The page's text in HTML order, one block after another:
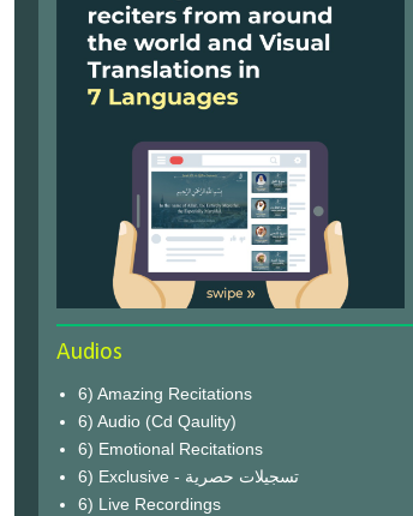
Audios
6) Amazing Recitations
6) Audio (Cd Qaulity)
6) Emotional Recitations
6) Exclusive - تسجيلات حصرية
6) Live Recordings